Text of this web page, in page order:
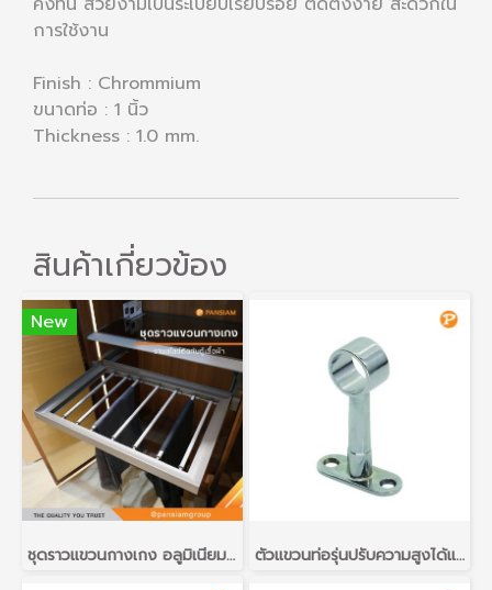
การใช้งาน
Finish : Chrommium
ขนาดท่อ : 1 นิ้ว
Thickness : 1.0 mm.
สินค้าเกี่ยวข้อง
New
ชุดราวแขวนกางเกง อลูมิเนียมอัลลอยด์ สีเทา สำหรับตู้เสื้อผ้า ขนาด 800 มม. (Trousers Rack) ตัวแขวนท่อรุ่นปรับความสูงได้แบบกลวง รุ่น วงกลม